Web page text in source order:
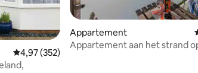
recensies
Gemiddelde beoordeling van 4,97 uit 5, 352
4,97 (352)
Appartement
Appartement aan het strand